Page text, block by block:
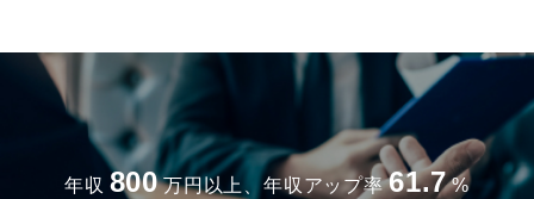
年収 800 万円以上、年収アップ率 61.7 %